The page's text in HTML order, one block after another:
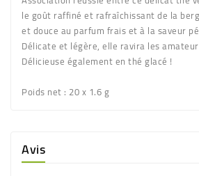
le goût raffiné et rafraîchissant de la
et douce au parfum frais et à la saveur
Délicate et légère, elle ravira les
Délicieuse également en thé glacé !
Poids net : 20 x 1.6 g
Avis